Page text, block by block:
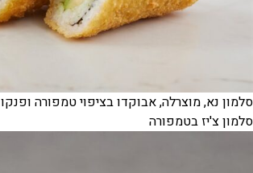
סלמון נא, מוצרלה, אבוקדו בציפוי טמפורה ופנקו
סלמון צ'יז בטמפורה